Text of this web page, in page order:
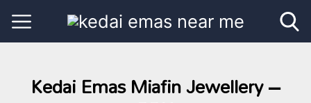
Kedai Emas Miafin Jewellery –